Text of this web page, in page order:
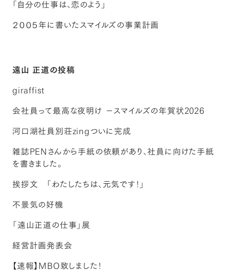
「自分の仕事は、恋のよう」
２００５年に書いたスマイルズの事業計画
遠山 正道の投稿
giraffist
会社員って最高な夜明け －スマイルズの年賀状2026
河口湖社員別荘zingついに完成
雑誌PENさんから手紙の依頼があり、社員に向けた手紙
を書きました。
挨拶文 「わたしたちは、元気です！」
不景気の好機
「遠山正道の仕事」展
経営計画発表会
【速報】MBO致しました！